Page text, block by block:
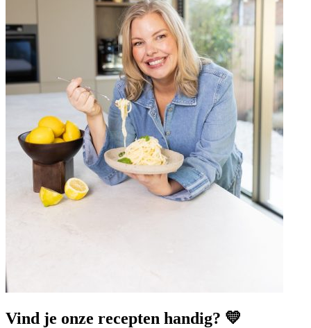
Vind je onze recepten handig? 💛